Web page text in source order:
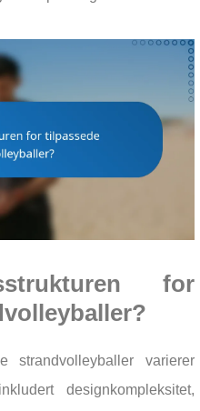
for
strandvolleyballer varierer
designkompleksitet,